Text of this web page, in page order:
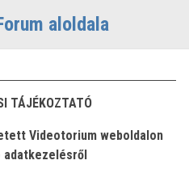
aloldala
TÁJÉKOZTATÓ
Videotorium weboldalon
adatkezelésről